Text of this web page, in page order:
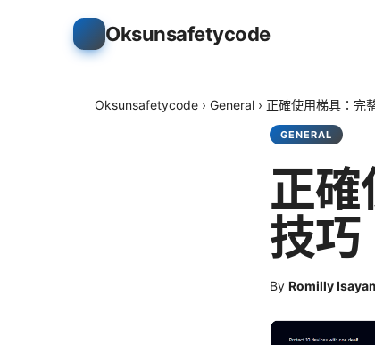
Oksunsafetycode
Oksunsafetycode › General › 正確使用梯具：完
GENERAL
正確
技巧
By Romilly